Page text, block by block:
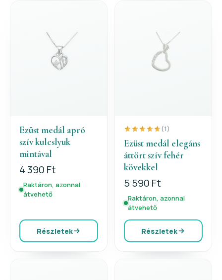
Ezüst medál apró
szív kulcslyuk
mintával
4 390 Ft
Raktáron, azonnal
átvehető
Részletek
(1)
Ezüst medál elegáns
áttört szív fehér
kövekkel
5 590 Ft
Raktáron, azonnal
átvehető
Részletek